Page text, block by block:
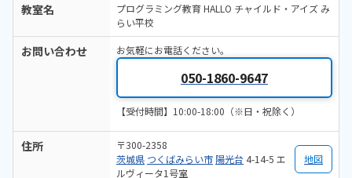
教室名
プログラミング教育 HALLO チャイルド・アイズ み
らい平校
お問い合わせ お気軽にお電話ください。
050-1860-9647
【受付時間】10:00-18:00（※日・祝除く）
住所
〒300-2358
茨城県 つくばみらい市 陽光台 4-14-5 エ
ルヴィータ1号室
地図